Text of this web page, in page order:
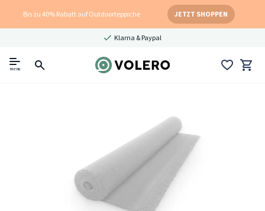
Bis zu 40% Rabatt auf Outdoorteppiche JETZT SHOPPEN
Klarna & Paypal
menu